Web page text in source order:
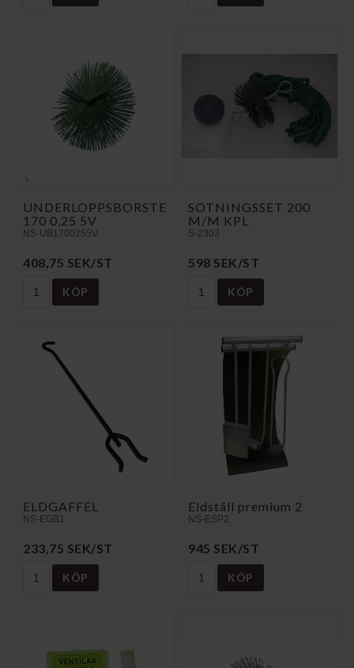
UNDERLOPPSBORSTE
170 0,25 5V
NS-UB1700255V
408,75 SEK/ST
KÖP
SOTNINGSSET 200
M/M KPL
S-2303
598 SEK/ST
KÖP
ELDGAFFEL
NS-EGB1
233,75 SEK/ST
KÖP
Eldställ premium 2
NS-ESP2
945 SEK/ST
KÖP